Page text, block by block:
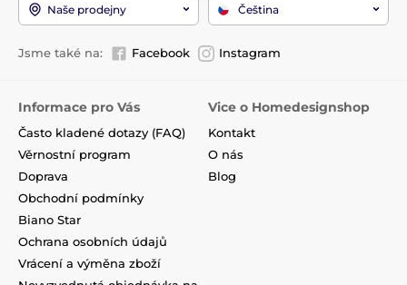
Naše prodejny Čeština
Jsme také na: Facebook Instagram
Informace pro Vás
Často kladené dotazy (FAQ)
Věrnostní program
Doprava
Obchodní podmínky
Biano Star
Ochrana osobních údajů
Vrácení a výměna zboží
Vice o Homedesignshop
Kontakt
O nás
Blog